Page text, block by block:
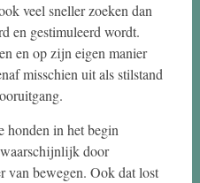
veel sneller zoeken dan
en gestimuleerd wordt.
en op zijn eigen manier
misschien uit als stilstand
honden in het begin
door
van bewegen. Ook dat lost